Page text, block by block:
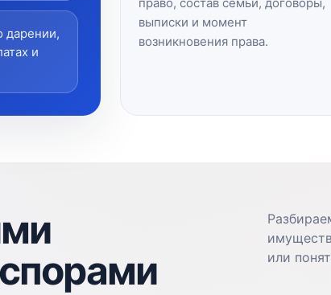
дарении,
и
выписки и момент
возникновения права.
или